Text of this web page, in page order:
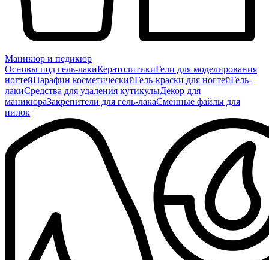
Маникюр и педикюр
Основы под гель-лакиКератолитикиГели для моделирования
ногтейПарафин косметическийГель-краски для ногтейГель-
лакиСредства для удаления кутикулыДекор для
маникюраЗакрепители для гель-лакаСменные файлы для
пилок